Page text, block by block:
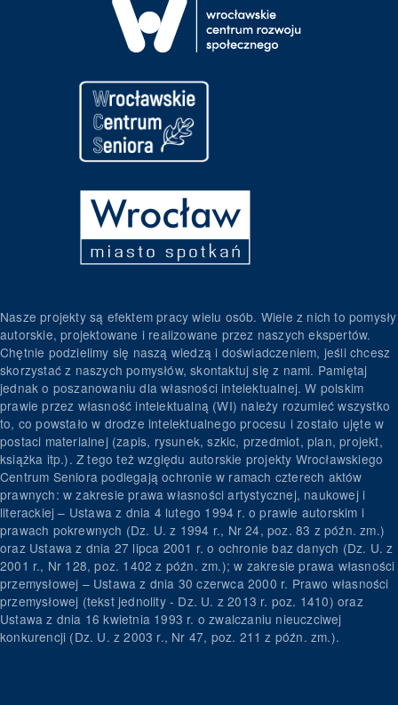
Nasze projekty są efektem pracy wielu osób. Wiele z nich to pomysły
autorskie, projektowane i realizowane przez naszych ekspertów.
Chętnie podzielimy się naszą wiedzą i doświadczeniem, jeśli chcesz
skorzystać z naszych pomysłów, skontaktuj się z nami. Pamiętaj
jednak o poszanowaniu dla własności intelektualnej. W polskim
prawie przez własność intelektualną (WI) należy rozumieć wszystko
to, co powstało w drodze intelektualnego procesu i zostało ujęte w
postaci materialnej (zapis, rysunek, szkic, przedmiot, plan, projekt,
książka itp.). Z tego też względu autorskie projekty Wrocławskiego
Centrum Seniora podlegają ochronie w ramach czterech aktów
prawnych: w zakresie prawa własności artystycznej, naukowej i
literackiej – Ustawa z dnia 4 lutego 1994 r. o prawie autorskim i
prawach pokrewnych (Dz. U. z 1994 r., Nr 24, poz. 83 z późn. zm.)
oraz Ustawa z dnia 27 lipca 2001 r. o ochronie baz danych (Dz. U. z
2001 r., Nr 128, poz. 1402 z późn. zm.); w zakresie prawa własności
przemysłowej – Ustawa z dnia 30 czerwca 2000 r. Prawo własności
przemysłowej (tekst jednolity - Dz. U. z 2013 r. poz. 1410) oraz
Ustawa z dnia 16 kwietnia 1993 r. o zwalczaniu nieuczciwej
konkurencji (Dz. U. z 2003 r., Nr 47, poz. 211 z późn. zm.).